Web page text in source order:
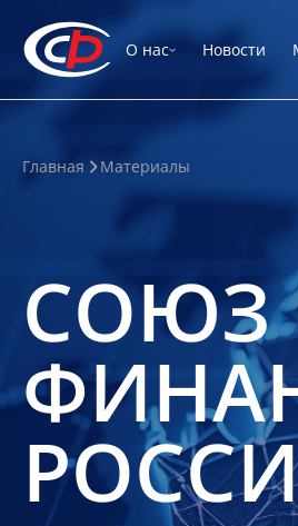
О нас Новости
Главная Материалы
СОЮЗ